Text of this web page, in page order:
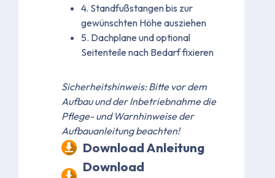
4. Standfußstangen bis zur
gewünschten Höhe ausziehen
5. Dachplane und optional
Seitenteile nach Bedarf fixieren
Sicherheitshinweis: Bitte vor dem
Aufbau und der Inbetriebnahme die
Pflege- und Warnhinweise der
Aufbauanleitung beachten!
Download Anleitung
Download